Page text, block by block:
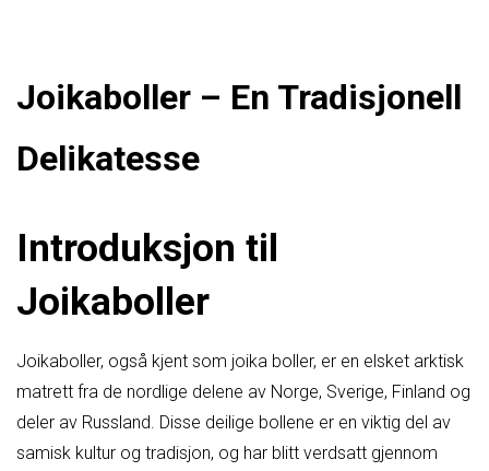
Joikaboller – En Tradisjonell
Delikatesse
Introduksjon til
Joikaboller
Joikaboller, også kjent som joika boller, er en elsket arktisk
matrett fra de nordlige delene av Norge, Sverige, Finland og
deler av Russland. Disse deilige bollene er en viktig del av
samisk kultur og tradisjon, og har blitt verdsatt gjennom